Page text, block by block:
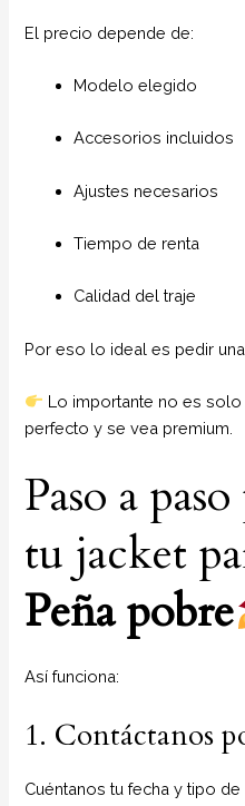
El precio depende de:
Modelo elegido
Accesorios incluidos
Ajustes necesarios
Tiempo de renta
Calidad del traje
Por eso lo ideal es pedir
Lo importante no es
perfecto y se vea premium.
Paso a
tu jacket
Peña pobre
Así funciona:
1. Contáctanos
Cuéntanos tu fecha y tipo de